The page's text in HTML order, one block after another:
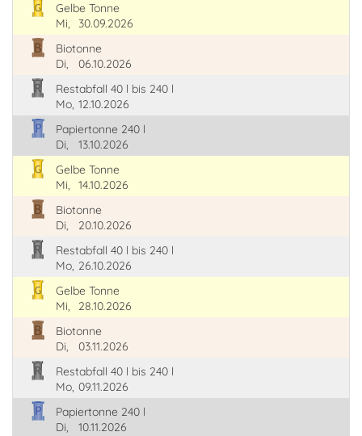
Gelbe Tonne
Mi,
30.09.2026
Biotonne
Di,
06.10.2026
Restabfall 40 l bis 240 l
Mo, 12.10.2026
Papiertonne 240 l
Di,
13.10.2026
Gelbe Tonne
Mi,
14.10.2026
Biotonne
Di,
20.10.2026
Restabfall 40 l bis 240 l
Mo, 26.10.2026
Gelbe Tonne
Mi,
28.10.2026
Biotonne
Di,
03.11.2026
Restabfall 40 l bis 240 l
Mo, 09.11.2026
Papiertonne 240 l
Di,
10.11.2026